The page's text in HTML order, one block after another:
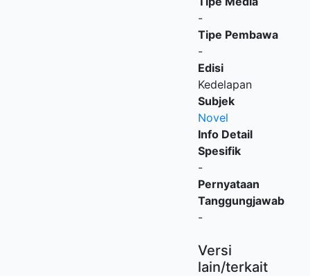
-
Tipe Pembawa
-
Edisi
Kedelapan
Subjek
Novel
Info Detail
Spesifik
-
Pernyataan
Tanggungjawab
-
Versi
lain/terkait